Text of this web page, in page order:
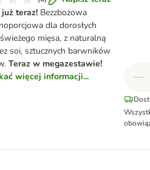
teraz! Bezzbożowa
dla dorosłych
mięsa, z naturalną
soi, sztucznych barwników
Teraz w megazestawie!
więcej informacji...